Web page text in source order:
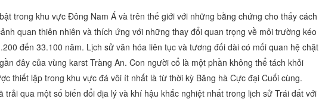
trong khu vực Đông Nam Á và trên thế giới với những bằng chứng cho thấy cách
quan thiên nhiên và thích ứng với những thay đổi quan trọng về môi trường kéo
đến 33.100 năm. Lịch sử văn hóa liên tục và tương đối dài có mối quan hệ chặt
đây của vùng karst Tràng An. Con người cổ là một phần không thể tách khỏi
thiết lập trong khu vực đá vôi ít nhất là từ thời kỳ Băng hà Cực đại Cuối cùng.
trải qua một số biến đổi địa lý và khí hậu khắc nghiệt nhất trong lịch sử Trái đất với